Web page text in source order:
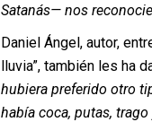
Satanás— nos
Daniel Ángel, autor,
lluvia”, también les ha
hubiera preferido otro
había coca, putas, trago